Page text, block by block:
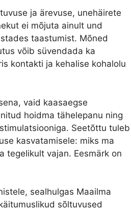
ja ärevuse, unehäirete
ei mõjuta ainult und
taastumist. Mõned
võib süvendada ka
kontakti ja kehalise kohalolu
vaid kaasaegse
hoidma tähelepanu ning
Seetõttu tuleb
kasvatamisele: miks ma
tegelikult vajan. Eesmärk on
sealhulgas Maailma
sõltuvused